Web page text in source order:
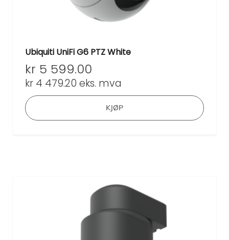
Ubiquiti UniFi G6 PTZ White
kr 5 599.00
kr 4 479.20 eks. mva
KJØP